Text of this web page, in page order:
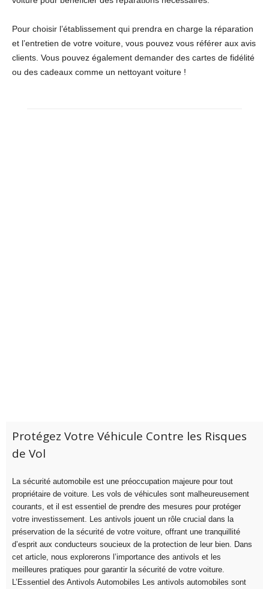
Pour choisir l’établissement qui prendra en charge la réparation
et l’entretien de votre voiture, vous pouvez vous référer aux avis
clients. Vous pouvez également demander des cartes de fidélité
ou des cadeaux comme un nettoyant voiture !
Protégez Votre Véhicule Contre les Risques
de Vol
La sécurité automobile est une préoccupation majeure pour tout
propriétaire de voiture. Les vols de véhicules sont malheureusement
courants, et il est essentiel de prendre des mesures pour protéger
votre investissement. Les antivols jouent un rôle crucial dans la
préservation de la sécurité de votre voiture, offrant une tranquillité
d’esprit aux conducteurs soucieux de la protection de leur bien. Dans
cet article, nous explorerons l’importance des antivols et les
meilleures pratiques pour garantir la sécurité de votre voiture.
L’Essentiel des Antivols Automobiles Les antivols automobiles sont